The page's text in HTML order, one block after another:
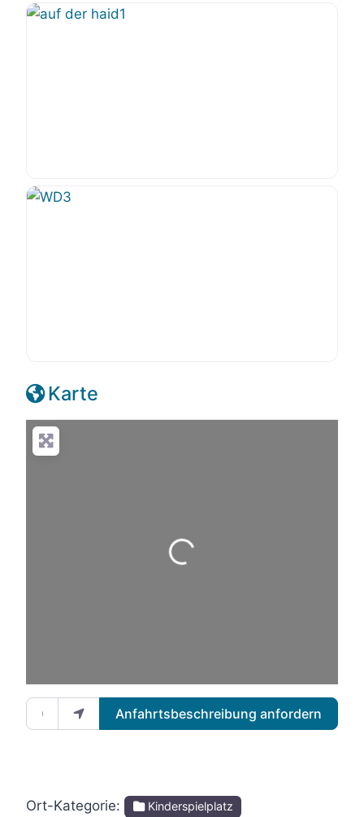
Karte
Gib deinen Standort ein.Anfahrtsbeschreibung anfordern
Ort-Kategorie: Kinderspielplatz